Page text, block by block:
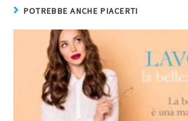
POTREBBE ANCHE PIACERTI